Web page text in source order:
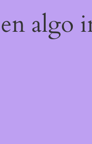
en algo